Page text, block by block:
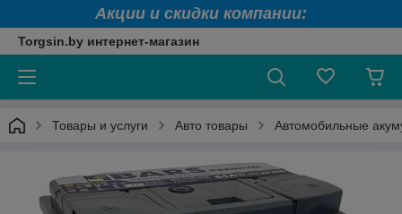
Акции и скидки компании:
Torgsin.by интернет-магазин
Товары и услуги Авто товары Автомобильные